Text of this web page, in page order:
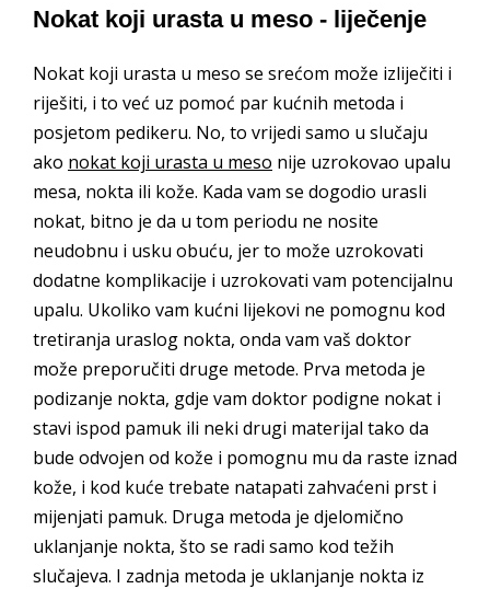
Nokat koji urasta u meso - liječenje
Nokat koji urasta u meso se srećom može izliječiti i
riješiti, i to već uz pomoć par kućnih metoda i
posjetom pedikeru. No, to vrijedi samo u slučaju
ako nokat koji urasta u meso nije uzrokovao upalu
mesa, nokta ili kože. Kada vam se dogodio urasli
nokat, bitno je da u tom periodu ne nosite
neudobnu i usku obuću, jer to može uzrokovati
dodatne komplikacije i uzrokovati vam potencijalnu
upalu. Ukoliko vam kućni lijekovi ne pomognu kod
tretiranja uraslog nokta, onda vam vaš doktor
može preporučiti druge metode. Prva metoda je
podizanje nokta, gdje vam doktor podigne nokat i
stavi ispod pamuk ili neki drugi materijal tako da
bude odvojen od kože i pomognu mu da raste iznad
kože, i kod kuće trebate natapati zahvaćeni prst i
mijenjati pamuk. Druga metoda je djelomično
uklanjanje nokta, što se radi samo kod težih
slučajeva. I zadnja metoda je uklanjanje nokta iz